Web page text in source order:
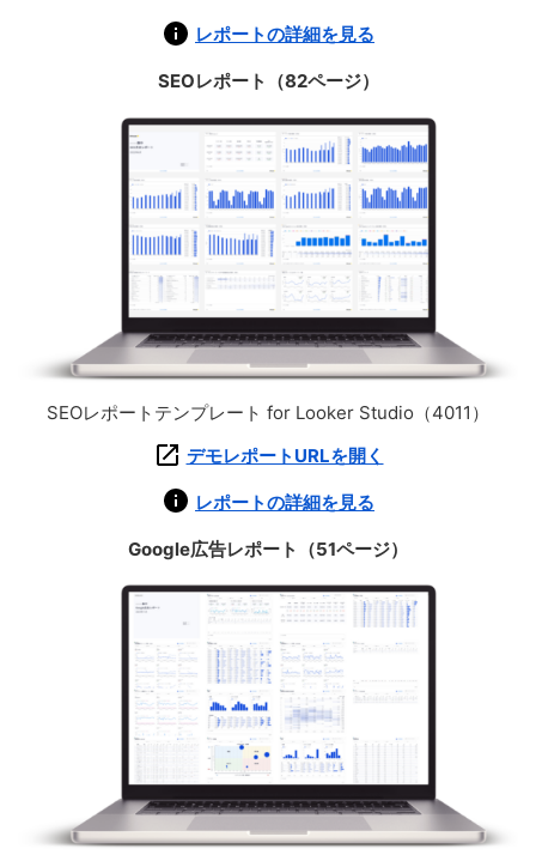
レポートの詳細を見る
SEOレポート（82ページ）
SEOレポートテンプレート for Looker Studio（4011）
デモレポートURLを開く
レポートの詳細を見る
Google広告レポート（51ページ）